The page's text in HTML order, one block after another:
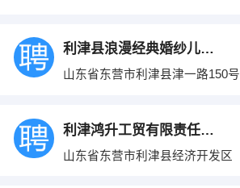
利津县浪漫经典婚纱儿童摄影店
山东省东营市利津县津一路150号
利津鸿升工贸有限责任公司
山东省东营市利津县经济开发区